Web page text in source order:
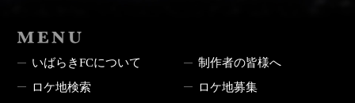
いばらきFCについて
制作者の皆様へ
ロケ地検索
ロケ地募集